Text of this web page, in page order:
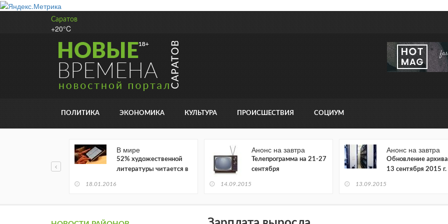
Саратов
+20°C
ПОЛИТИКА ЭКОНОМИКА КУЛЬТУРА ПРОИСШЕСТВИЯ СОЦИУМ
В мире
52% художественной
литературы читается в
18.01.2016
Анонс на завтра
Телепрограмма на 21-27
сентября
14.09.2015
Анонс на завтра
Обновление архива
13 сентября 2015 г.
13.09.2015